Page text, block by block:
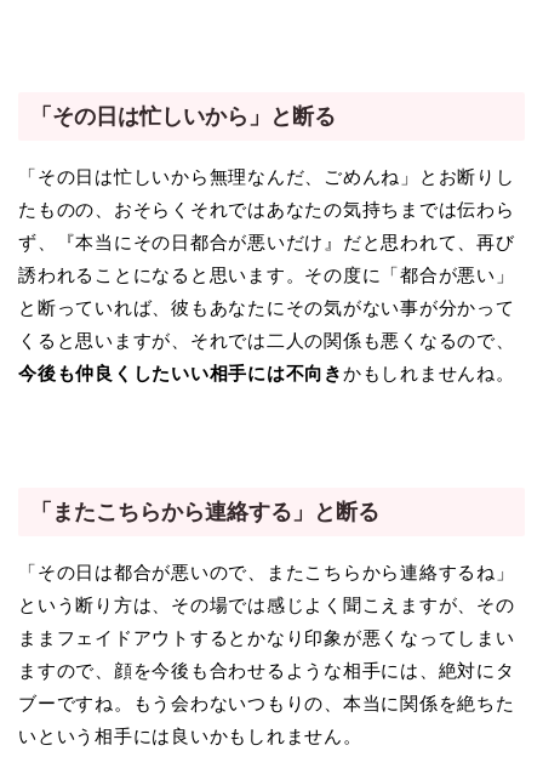
「その日は忙しいから」と断る
「その日は忙しいから無理なんだ、ごめんね」とお断りし
たものの、おそらくそれではあなたの気持ちまでは伝わら
ず、『本当にその日都合が悪いだけ』だと思われて、再び
誘われることになると思います。その度に「都合が悪い」
と断っていれば、彼もあなたにその気がない事が分かって
くると思いますが、それでは二人の関係も悪くなるので、
今後も仲良くしたいい相手には不向きかもしれませんね。
「またこちらから連絡する」と断る
「その日は都合が悪いので、またこちらから連絡するね」
という断り方は、その場では感じよく聞こえますが、その
ままフェイドアウトするとかなり印象が悪くなってしまい
ますので、顔を今後も合わせるような相手には、絶対にタ
ブーですね。もう会わないつもりの、本当に関係を絶ちた
いという相手には良いかもしれません。